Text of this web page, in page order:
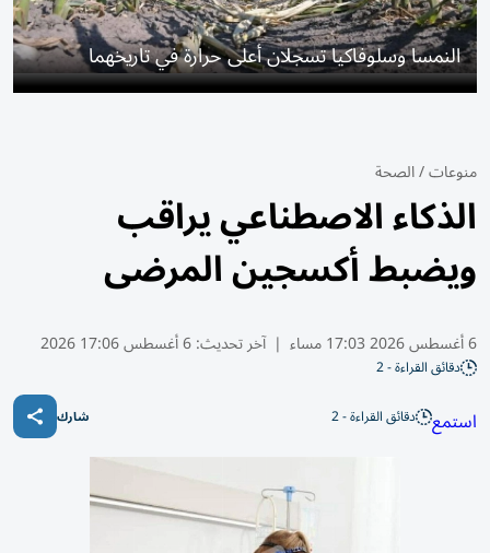
النمسا وسلوفاكيا تسجلان أعلى حرارة في تاريخهما
منوعات/الصحة
الذكاء الاصطناعي يراقب
ويضبط أكسجين المرضى
6 أغسطس 2026 17:03 مساء | آخر تحديث:6 أغسطس 17:06 2026
دقائق القراءة - 2
استمع دقائق القراءة - 2 شارك